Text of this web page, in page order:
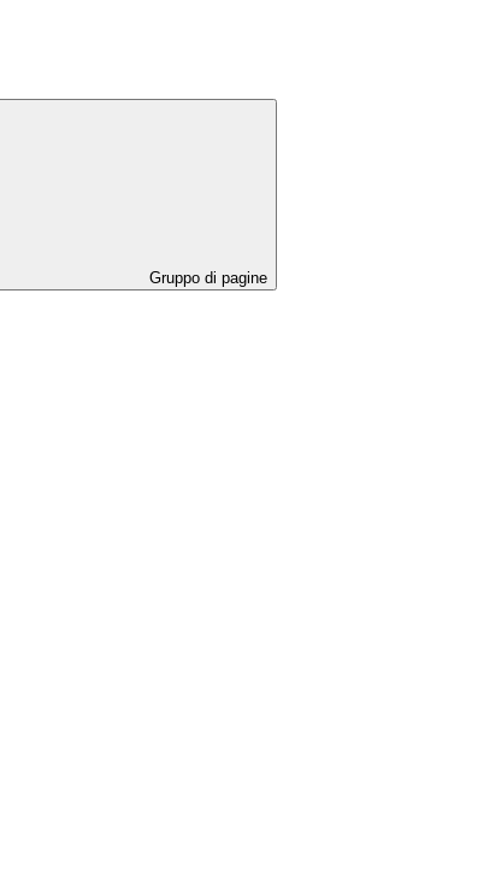
Gruppo di pagine